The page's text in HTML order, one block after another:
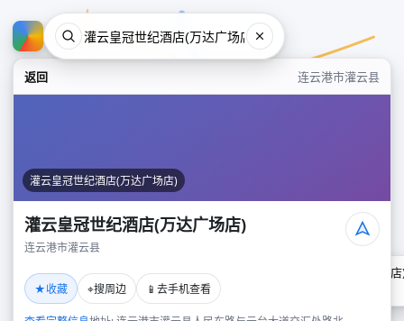
返回 连云港市灌云县
灌云皇冠世纪酒店(万达广场店)
灌云皇冠世纪酒店(万达广场店)
连云港市灌云县
★收藏 ⌖搜周边 📱 去手机查看
灌云皇冠世纪酒店(万达广场